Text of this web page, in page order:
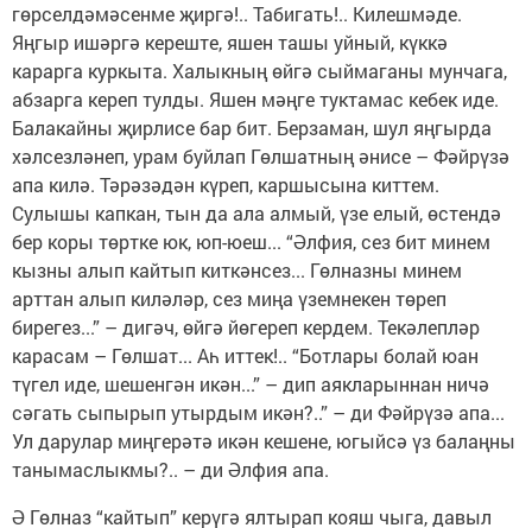
гөрселдәмәсенме җиргә!.. Табигать!.. Килешмәде.
Яңгыр ишәргә кереште, яшен ташы уйный, күккә
карарга куркыта. Халыкның өйгә сыймаганы мунчага,
абзарга кереп тулды. Яшен мәңге туктамас кебек иде.
Балакайны җирлисе бар бит. Берзаман, шул яңгырда
хәлсезләнеп, урам буйлап Гөлшатның әнисе – Фәйрүзә
апа килә. Тәрәзәдән күреп, каршысына киттем.
Сулышы капкан, тын да ала алмый, үзе елый, өстендә
бер коры төртке юк, юп-юеш... “Әлфия, сез бит минем
кызны алып кайтып киткәнсез... Гөлназны минем
арттан алып киләләр, сез миңа үземнекен төреп
бирегез...” – дигәч, өйгә йөгереп кердем. Текәлепләр
карасам – Гөлшат... Аһ иттек!.. “Ботлары болай юан
түгел иде, шешенгән икән...” – дип аякларыннан ничә
сәгать сыпырып утырдым икән?..” – ди Фәйрүзә апа...
Ул дарулар миңгерәтә икән кешене, югыйсә үз балаңны
танымаслыкмы?.. – ди Әлфия апа.
Ә Гөлназ “кайтып” керүгә ялтырап кояш чыга, давыл